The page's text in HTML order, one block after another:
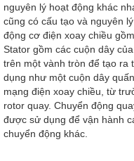
nguyên lý hoạt động khác
cũng có cấu tạo và nguyên
động cơ điện xoay chiều
Stator gồm các cuộn dây
trên một vành tròn để tạo ra
dụng như một cuộn dây
mạng điện xoay chiều, từ
rotor quay. Chuyển động
được sử dụng để vận hành
chuyển động khác.